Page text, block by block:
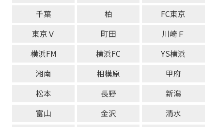
千葉
柏
FC東京
東京Ｖ
町田
川崎Ｆ
横浜FM
横浜FC
YS横浜
湘南
相模原
甲府
松本
長野
新潟
富山
金沢
清水